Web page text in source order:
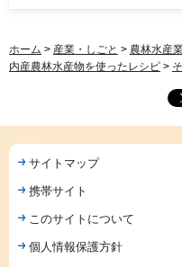
ホーム > 産業・しごと > 農林水産
内産農林水産物を使ったレシピ >
サイトマップ
携帯サイト
このサイトについて
個人情報保護方針